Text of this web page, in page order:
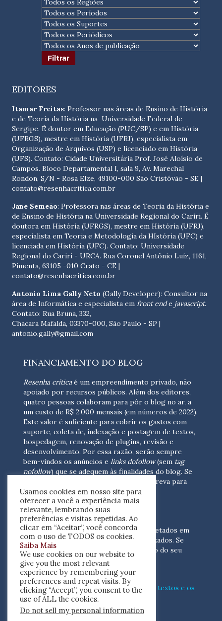
EDITORES
Itamar Freitas: Professor nas áreas de Ensino de História
e de Teoria da História na Universidade Federal de
Sergipe. É doutor em Educação (PUC/SP) e em História
(UFRGS), mestre em História (UFRJ), especialista em
Organização de Arquivos (USP) e licenciado em História
(UFS). Contato: Cidade Universitária Prof. José Aloísio de
Campos. Bloco Departamental I, sala 9, Av. Marechal
Rondon, S/N - Rosa Elze, 49100-000 São Cristóvão - SE |
contato@resenhacritica.com.br
Jane Semeão: Professora nas áreas de Teoria da História e
de Ensino de História na Universidade Regional do Cariri. É
doutora em História (UFRGS), mestre em História (UFRJ),
especialista em Teoria e Metodologia da HIstória (UFC) e
licenciada em História (UFC). Contato: Universidade
Regional do Cariri - URCA. Rua Coronel Antônio Luíz, 1161,
Pimenta, 63105 -010 Crato - CE |
contato@resenhacritica.com.br
Antonio Lima Gally Neto (Gally Developer): Consultor na
área de Informática e especialista em front ende javascript.
Contato: Rua Bruna, 332,
Chacara Mafalda, 03370-000, São Paulo - SP |
antonio.gally@gmail.com
FINANCIAMENTO DO BLOG
Resenha críticaé um empreendimento privado, não
apoiado por recursos públicos. Além dos editores,
quatro pessoas colaboram para pôr o blog no ar, a
um custo de R$ 2.000 mensais (em números de 2022).
Este valor é suficiente para cobrir os gastos com
suporte, coleta de, indexação e postagem de textos,
hospedagem, renovação de plugins, revisão e
desenvolvimento. Por essa razão, serão sempre
bem-vindos os anúncios e links dofollow(sem tag
nofollow) que se adequem às finalidades do blog. Se
escreva para
nós(contato@resenhacritica.com.br)
FONTES E ACERVO
As resenhas, dossiês e sumários são coletados em
periódicos acadêmicos e sites especializados. Se
você tem interesse em divulgar o acervo do seu
periódico, escreva para nós
(contato@resenhacritica.com.br)
Conheça omodocomo processamos os textos e os
índicesdisponibilizados neste blog.
ISSN 2764-0302
Usamos cookies em nosso site para
oferecer a você a experiência mais
relevante, lembrando suas
preferências e visitas repetidas. Ao
clicar em “Aceitar”, você concorda
com o uso de TODOS os cookies.
Saiba Mais
We use cookies on our website to
give you the most relevant
experience by remembering your
preferences and repeat visits. By
clicking “Accept”, you consent to the
use of ALL the cookies.
Do not sell my personal information